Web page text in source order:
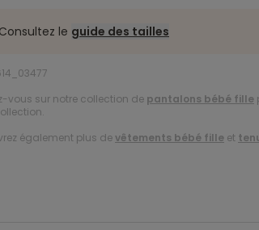
Consultez le guide des tailles
vous sur notre collection de pantalons bébé fille
également plus devêtements bébé fille et